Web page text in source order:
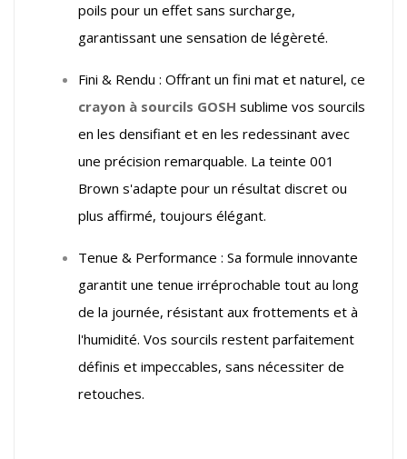
poils pour un effet sans surcharge,
garantissant une sensation de légèreté.
Fini & Rendu : Offrant un fini mat et naturel, ce
crayon à sourcils GOSH sublime vos sourcils
en les densifiant et en les redessinant avec
une précision remarquable. La teinte 001
Brown s'adapte pour un résultat discret ou
plus affirmé, toujours élégant.
Tenue & Performance : Sa formule innovante
garantit une tenue irréprochable tout au long
de la journée, résistant aux frottements et à
l'humidité. Vos sourcils restent parfaitement
définis et impeccables, sans nécessiter de
retouches.